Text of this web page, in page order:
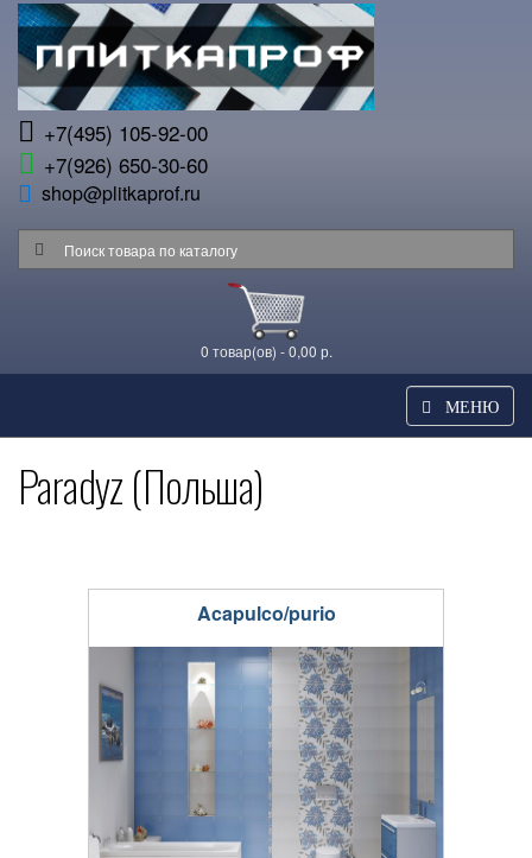
+7(495) 105-92-00
+7(926) 650-30-60
shop@plitkaprof.ru
0 товар(ов) - 0,00 р.
МЕНЮ
Paradyz (Польша)
Acapulco/purio